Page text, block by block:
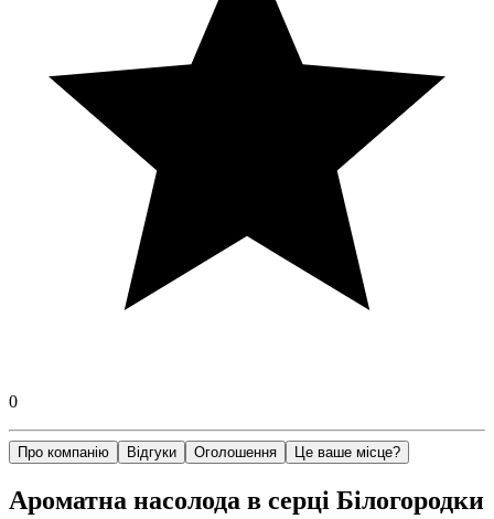
0
Про компанію Відгуки Оголошення Це ваше місце?
Ароматна насолода в серці Білогородки